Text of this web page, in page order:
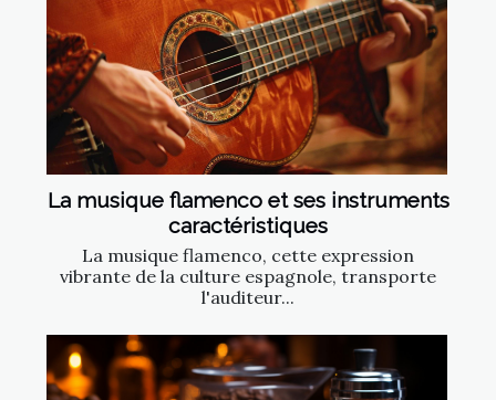
La musique flamenco et ses instruments
caractéristiques
La musique flamenco, cette expression
vibrante de la culture espagnole, transporte
l'auditeur...